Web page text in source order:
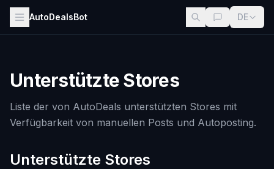
AutoDealsBot DE
Unterstützte Stores
Liste der von AutoDeals unterstützten Stores mit
Verfügbarkeit von manuellen Posts und Autoposting.
Unterstützte Stores